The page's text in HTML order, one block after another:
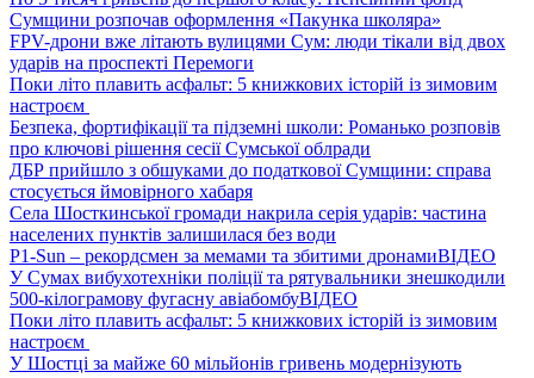
Сумщини розпочав оформлення «Пакунка школяра»
FPV-дрони вже літають вулицями Сум: люди тікали від двох
ударів на проспекті Перемоги
Поки літо плавить асфальт: 5 книжкових історій із зимовим
настроєм
Безпека, фортифікації та підземні школи: Романько розповів
про ключові рішення сесії Сумської облради
ДБР прийшло з обшуками до податкової Сумщини: справа
стосується ймовірного хабаря
Села Шосткинської громади накрила серія ударів: частина
населених пунктів залишилася без води
P1-Sun – рекордсмен за мемами та збитими дронамиВІДЕО
У Сумах вибухотехніки поліції та рятувальники знешкодили
500-кілограмову фугасну авіабомбуВІДЕО
Поки літо плавить асфальт: 5 книжкових історій із зимовим
настроєм
У Шостці за майже 60 мільйонів гривень модернізують